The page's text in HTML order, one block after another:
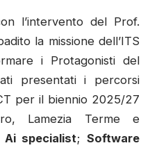
l’intervento del Prof.
la missione dell’ITS
i Protagonisti del
presentati i percorsi
per il biennio 2025/27
Lamezia Terme e
specialist;Software